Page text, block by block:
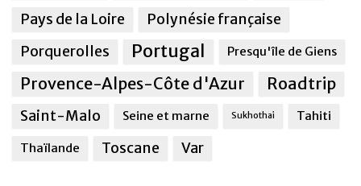
Pays de la Loire
Polynésie française
Porquerolles
Portugal Presqu'île de Giens
Provence-Alpes-Côte d'Azur Roadtrip
Saint-Malo Seine et marne Sukhothai Tahiti
Thaïlande Toscane Var